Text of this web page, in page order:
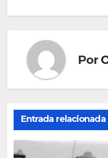
Por
Entrada relacionada